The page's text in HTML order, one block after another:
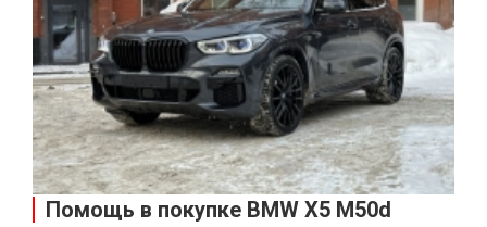
Помощь в покупке BMW X5 M50d